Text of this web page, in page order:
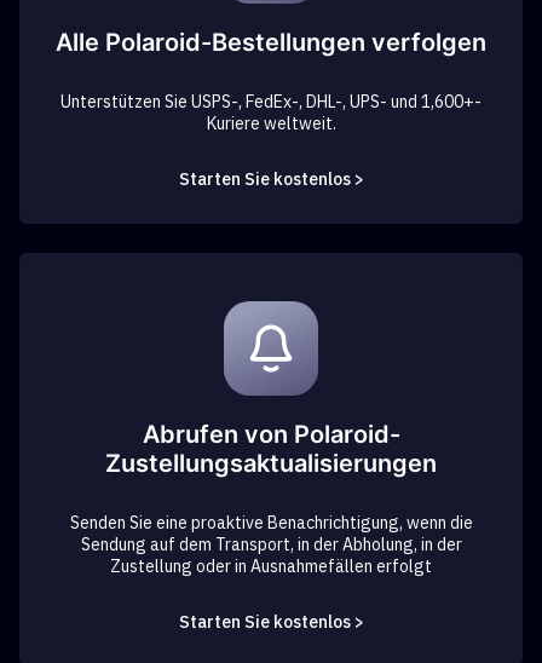
Alle Polaroid-Bestellungen verfolgen
Unterstützen Sie USPS-, FedEx-, DHL-, UPS- und 1,600+-
Kuriere weltweit.
Starten Sie kostenlos >
Abrufen von Polaroid-
Zustellungsaktualisierungen
Senden Sie eine proaktive Benachrichtigung, wenn die
Sendung auf dem Transport, in der Abholung, in der
Zustellung oder in Ausnahmefällen erfolgt
Starten Sie kostenlos >